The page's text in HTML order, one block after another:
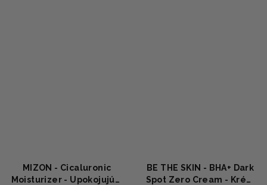
MIZON - Cicaluronic
Moisturizer - Upokojujúci
BE THE SKIN - BHA+ Dark
Spot Zero Cream - Krém